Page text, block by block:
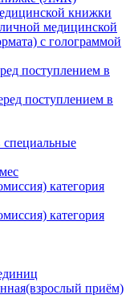
книжки
медицинской
с голограммой
поступлением в
поступлением в
специальные
категория
категория
приём)